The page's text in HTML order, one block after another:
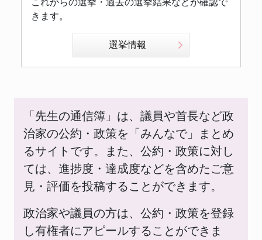
きます。
選挙情報
「先生の通信簿」は、議員や首長など政
治家の公約・政策を「みんなで」まとめ
るサイトです。また、公約・政策に対し
ては、進捗度・達成度などを含めたご意
見・評価を投稿することができます。
政治家や議員の方は、公約・政策を登録
し有権者にアピールすることができま